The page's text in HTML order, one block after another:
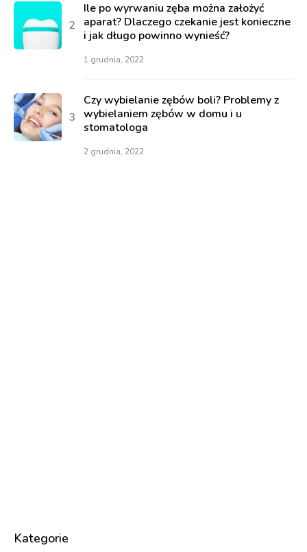
Ile po wyrwaniu zęba można założyć
aparat? Dlaczego czekanie jest konieczne
i jak długo powinno wynieść?
1 grudnia, 2022
Czy wybielanie zębów boli? Problemy z
wybielaniem zębów w domu i u
stomatologa
2 grudnia, 2022
Kategorie